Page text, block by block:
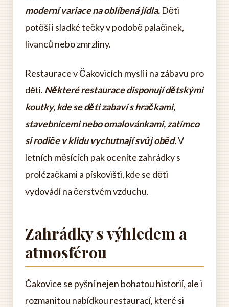
moderní variace na oblíbená jídla. Děti
potěší i sladké tečky v podobě palačinek,
lívanců nebo zmrzliny.
Restaurace v Čakovicích myslí i na zábavu pro
děti. Některé restaurace disponují dětskými
koutky, kde se děti zabaví s hračkami,
stavebnicemi nebo omalovánkami, zatímco
si rodiče v klidu vychutnají svůj oběd.V
letních měsících pak oceníte zahrádky s
prolézačkami a pískovišti, kde se děti
vydovádí na čerstvém vzduchu.
Zahrádky s výhledem a
atmosférou
Čakovice se pyšní nejen bohatou historií, ale i
rozmanitou nabídkou restaurací, které si